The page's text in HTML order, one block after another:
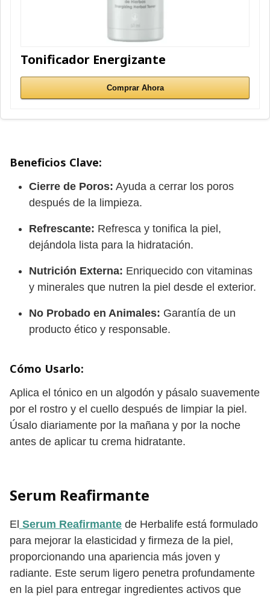
Tonificador Energizante
Comprar Ahora
Beneficios Clave:
Cierre de Poros: Ayuda a cerrar los poros
después de la limpieza.
Refrescante: Refresca y tonifica la piel,
dejándola lista para la hidratación.
Nutrición Externa: Enriquecido con vitaminas
y minerales que nutren la piel desde el exterior.
No Probado en Animales: Garantía de un
producto ético y responsable.
Cómo Usarlo:
Aplica el tónico en un algodón y pásalo suavemente
por el rostro y el cuello después de limpiar la piel.
Úsalo diariamente por la mañana y por la noche
antes de aplicar tu crema hidratante.
Serum Reafirmante
El Serum Reafirmante de Herbalife está formulado
para mejorar la elasticidad y firmeza de la piel,
proporcionando una apariencia más joven y
radiante. Este serum ligero penetra profundamente
en la piel para entregar ingredientes activos que